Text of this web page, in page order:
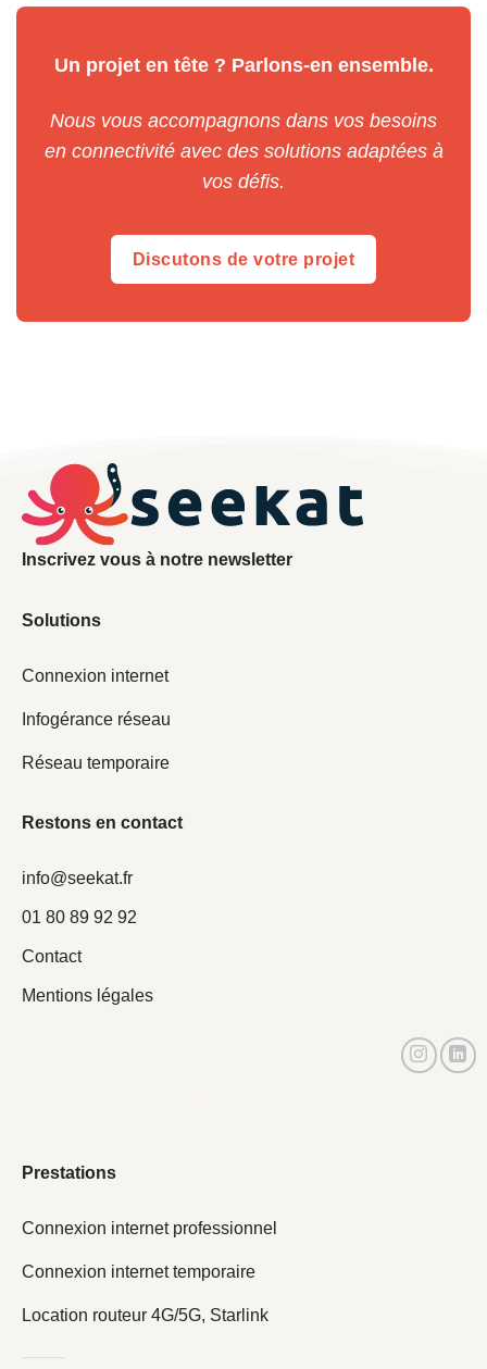
Un projet en tête ? Parlons-en ensemble.
Nous vous accompagnons dans vos besoins
en connectivité avec des solutions adaptées à
vos défis.
Discutons de votre projet
Inscrivez vous à notre newsletter
Solutions
Connexion internet
Infogérance réseau
Réseau temporaire
Prestations
Connexion internet professionnel
Connexion internet temporaire
Location routeur 4G/5G, Starlink
Restons en contact
info@seekat.fr
01 80 89 92 92
Contact
Mentions légales